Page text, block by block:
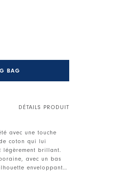
BAG
DÉTAILS PRODUIT
avec une touche
coton qui lui
légèrement brillant.
avec un bas
enveloppante.